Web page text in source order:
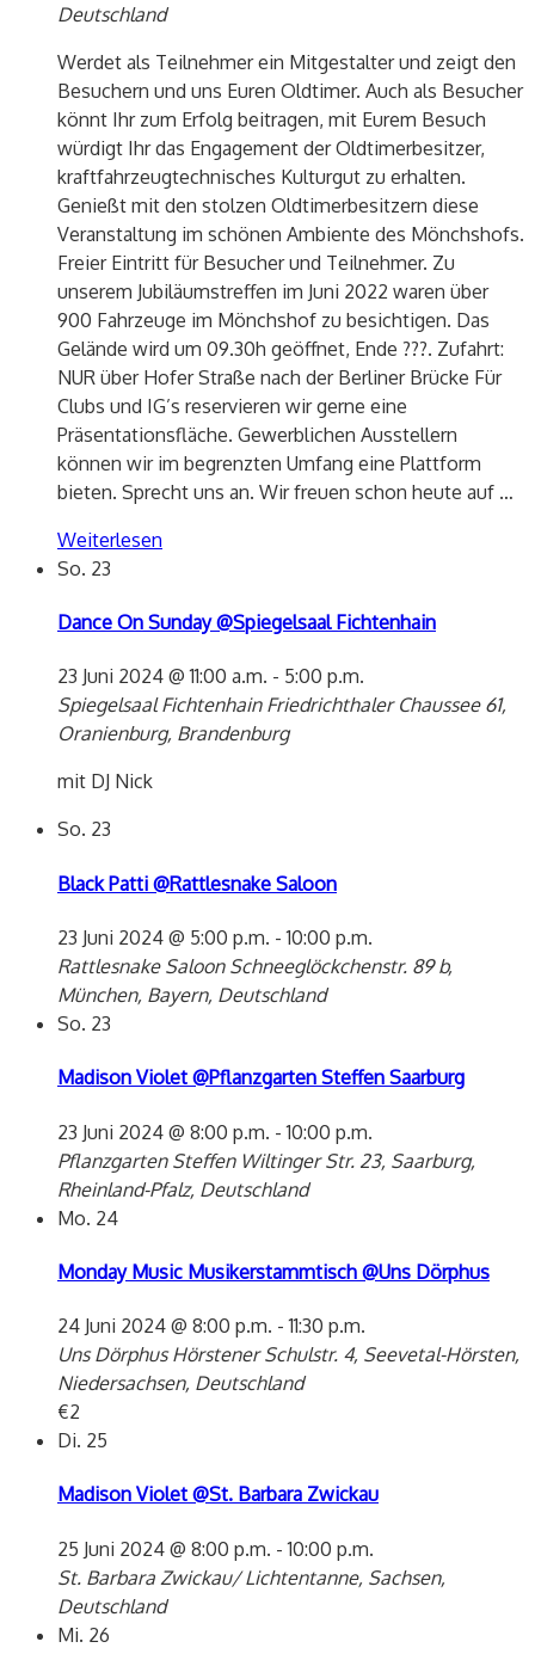
Deutschland
Werdet als Teilnehmer ein Mitgestalter und zeigt den
Besuchern und uns Euren Oldtimer. Auch als Besucher
könnt Ihr zum Erfolg beitragen, mit Eurem Besuch
würdigt Ihr das Engagement der Oldtimerbesitzer,
kraftfahrzeugtechnisches Kulturgut zu erhalten.
Genießt mit den stolzen Oldtimerbesitzern diese
Veranstaltung im schönen Ambiente des Mönchshofs.
Freier Eintritt für Besucher und Teilnehmer. Zu
unserem Jubiläumstreffen im Juni 2022 waren über
900 Fahrzeuge im Mönchshof zu besichtigen. Das
Gelände wird um 09.30h geöffnet, Ende ???. Zufahrt:
NUR über Hofer Straße nach der Berliner Brücke Für
Clubs und IG’s reservieren wir gerne eine
Präsentationsfläche. Gewerblichen Ausstellern
können wir im begrenzten Umfang eine Plattform
bieten. Sprecht uns an. Wir freuen schon heute auf …
Weiterlesen
So. 23
Dance On Sunday @Spiegelsaal Fichtenhain
23 Juni 2024 @ 11:00 a.m. - 5:00 p.m.
Spiegelsaal Fichtenhain Friedrichthaler Chaussee 61,
Oranienburg, Brandenburg
mit DJ Nick
So. 23
Black Patti @Rattlesnake Saloon
23 Juni 2024 @ 5:00 p.m. -10:00 p.m.
Rattlesnake Saloon Schneeglöckchenstr. 89 b,
München, Bayern, Deutschland
So. 23
Madison Violet @Pflanzgarten Steffen Saarburg
23 Juni 2024 @ 8:00 p.m. -10:00 p.m.
Pflanzgarten Steffen Wiltinger Str. 23, Saarburg,
Rheinland-Pfalz, Deutschland
Mo. 24
Monday Music Musikerstammtisch @Uns Dörphus
24 Juni 2024 @ 8:00 p.m. -11:30 p.m.
Uns DörphusHörstener Schulstr. 4, Seevetal-Hörsten,
Niedersachsen, Deutschland
€2
Di. 25
Madison Violet @St. Barbara Zwickau
25 Juni 2024 @ 8:00 p.m. -10:00 p.m.
St. Barbara Zwickau/ Lichtentanne, Sachsen,
Deutschland
Mi. 26